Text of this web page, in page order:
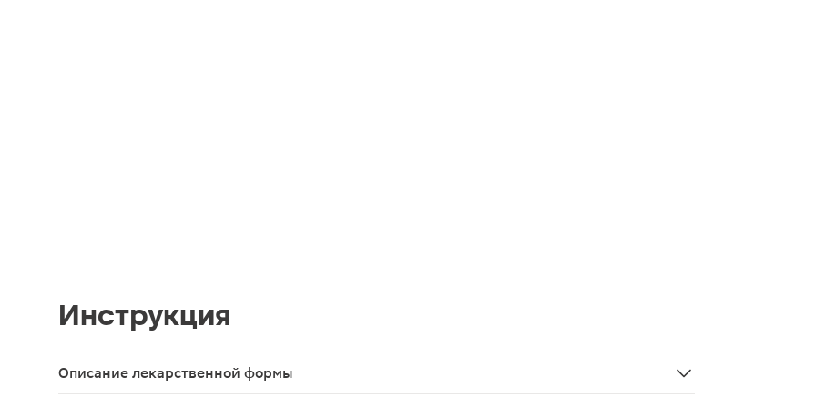
Инструкция
Описание лекарственной формы
Таблетки шипучие цилиндрические плоские, от бледно-желтого до светло-желтого цвета с